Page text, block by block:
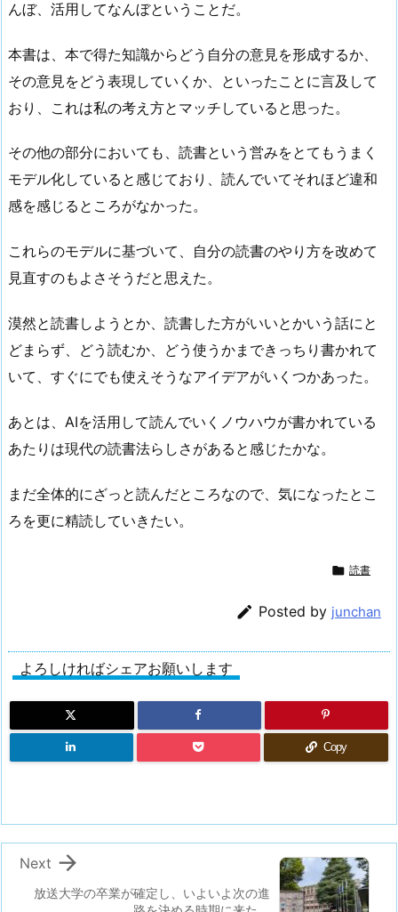
んぼ、活用してなんぼということだ。
本書は、本で得た知識からどう自分の意見を形成するか、
その意見をどう表現していくか、といったことに言及して
おり、これは私の考え方とマッチしていると思った。
その他の部分においても、読書という営みをとてもうまく
モデル化していると感じており、読んでいてそれほど違和
感を感じるところがなかった。
これらのモデルに基づいて、自分の読書のやり方を改めて
見直すのもよさそうだと思えた。
漠然と読書しようとか、読書した方がいいとかいう話にと
どまらず、どう読むか、どう使うかまできっちり書かれて
いて、すぐにでも使えそうなアイデアがいくつかあった。
あとは、AIを活用して読んでいくノウハウが書かれている
あたりは現代の読書法らしさがあると感じたかな。
まだ全体的にざっと読んだところなので、気になったとこ
ろを更に精読していきたい。
 読書
 Posted by junchan
よろしければシェアお願いします
Copy
放送大学の卒業が確定し、いよいよ次の進

Next